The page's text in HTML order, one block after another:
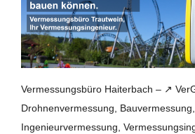
Vermessungsbüro Haiterbach – ↗️
Drohnenvermessung, Bauvermessung,
Ingenieurvermessung,